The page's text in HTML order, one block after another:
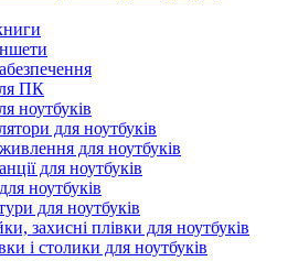
ПК
ноутбуків
для ноутбуків
для ноутбуків
для ноутбуків
ноутбуків
для ноутбуків
захисні плівки для ноутбуків
і столики для ноутбуків